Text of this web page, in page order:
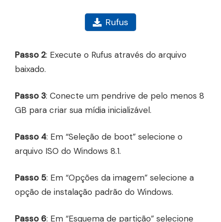
Rufus
Passo 2: Execute o Rufus através do arquivo
baixado.
Passo 3: Conecte um pendrive de pelo menos 8
GB para criar sua mídia inicializável.
Passo 4: Em “Seleção de boot” selecione o
arquivo ISO do Windows 8.1.
Passo 5: Em “Opções da imagem” selecione a
opção de instalação padrão do Windows.
Passo 6: Em “Esquema de partição” selecione